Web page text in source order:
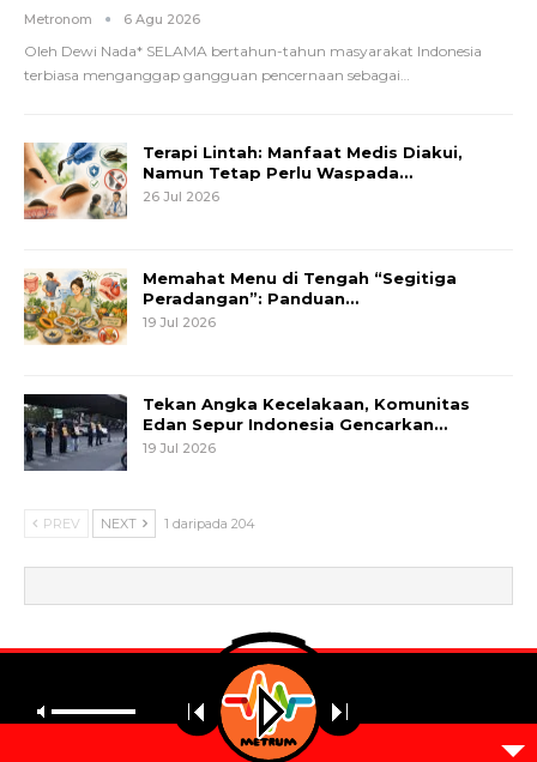
Metronom 6 Agu 2026
Oleh Dewi Nada* SELAMA bertahun-tahun masyarakat Indonesia
terbiasa menganggap gangguan pencernaan sebagai…
Terapi Lintah: Manfaat Medis Diakui,
Namun Tetap Perlu Waspada…
26 Jul 2026
Memahat Menu di Tengah “Segitiga
Peradangan”: Panduan…
19 Jul 2026
Tekan Angka Kecelakaan, Komunitas
Edan Sepur Indonesia Gencarkan…
19 Jul 2026
PREV NEXT 1 daripada 204
© 2026 - Metrum. All Rights Reserved.